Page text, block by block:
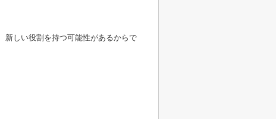
新しい役割を持つ可能性があるからで